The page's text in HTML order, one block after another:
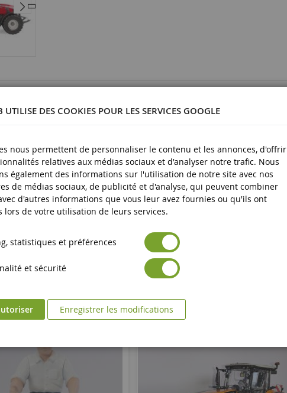
UTILISE DES COOKIES POUR LES SERVICES GOOGLE
nous permettent de personnaliser le contenu et les annonces, d'offrir
relatives aux médias sociaux et d'analyser notre trafic. Nous
également des informations sur l'utilisation de notre site avec nos
de médias sociaux, de publicité et d'analyse, qui peuvent combiner
d'autres informations que vous leur avez fournies ou qu'ils ont
lors de votre utilisation de leurs services.
statistiques et préférences
et sécurité
Enregistrer les modifications